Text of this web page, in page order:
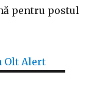
pentru postul
Olt Alert